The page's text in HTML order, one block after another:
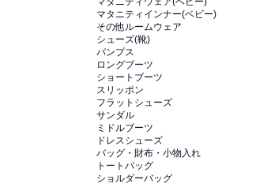
マタニティインナー(ベビー)
その他ルームウェア
シューズ(靴)
パンプス
ロングブーツ
ショートブーツ
スリッポン
フラットシューズ
サンダル
ミドルブーツ
ドレスシューズ
バッグ・財布・小物入れ
トートバッグ
ショルダーバッグ